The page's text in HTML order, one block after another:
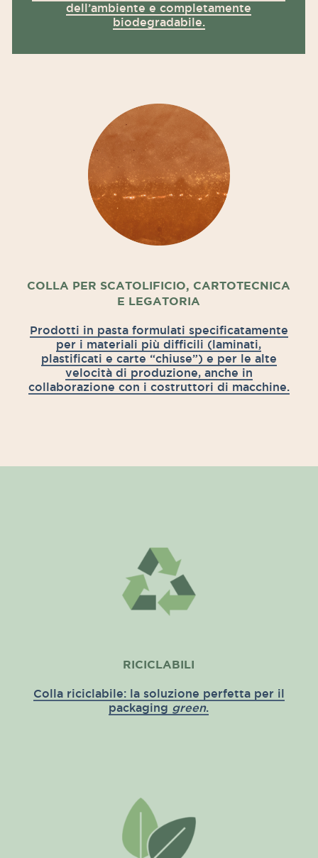
dell’ambiente e completamente
biodegradabile.
COLLA PER SCATOLIFICIO, CARTOTECNICA
E LEGATORIA
Prodotti in pasta formulati specificatamente
per i materiali più difficili (laminati,
plastificati e carte “chiuse”) e per le alte
velocità di produzione, anche in
collaborazione con i costruttori di macchine.
RICICLABILI
Colla riciclabile: la soluzione perfetta per il
packaging green.